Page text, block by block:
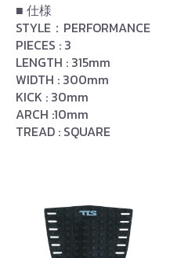
■ 仕様
STYLE：PERFORMANCE
PIECES : 3
LENGTH : 315mm
WIDTH : 300mm
KICK : 30mm
ARCH :10mm
TREAD : SQUARE